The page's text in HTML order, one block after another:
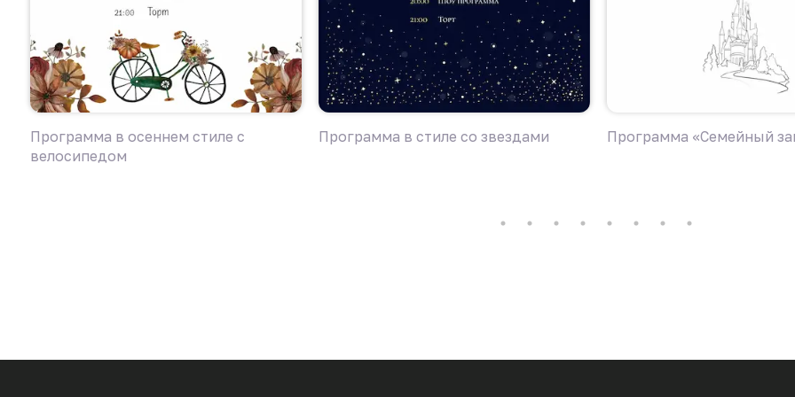
Программа в осеннем стиле с
велосипедом
Программа в стиле со звездами Программа «Семейный